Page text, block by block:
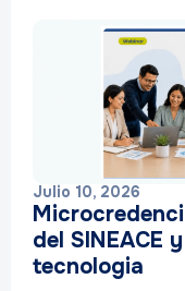
Julio 10, 2026
del SINEACE
tecnologia